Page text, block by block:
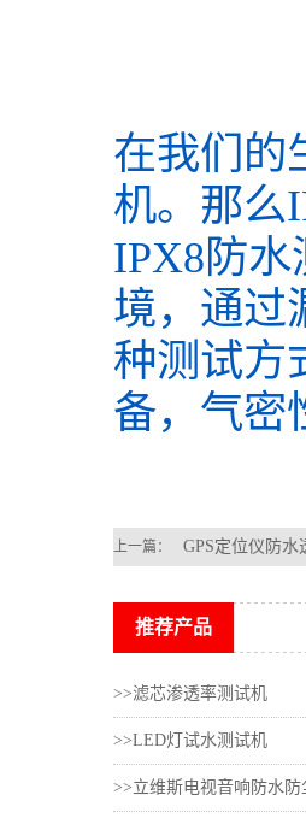
在我们的
机。那么
IPX8防
境，通过
种测试方
备，气密
上一篇： GPS定位仪防
推荐产品
>>滤芯渗透率测试机
>>LED灯试水测试机
>>立维斯电视音响防水